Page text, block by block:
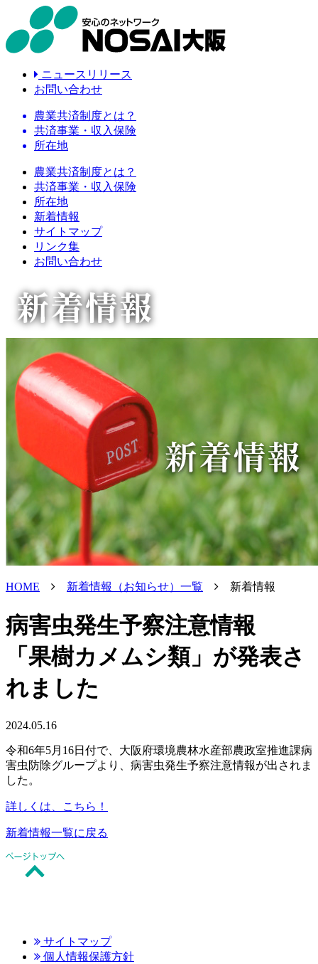
ニュースリリース
お問い合わせ
農業共済制度とは？
共済事業・収入保険
所在地
農業共済制度とは？
共済事業・収入保険
所在地
新着情報
サイトマップ
リンク集
お問い合わせ
HOME 新着情報（お知らせ）一覧 新着情報
病害虫発生予察注意情報
「果樹カメムシ類」が発表さ
れました
2024.05.16
令和6年5月16日付で、大阪府環境農林水産部農政室推進課病
害虫防除グループより、病害虫発生予察注意情報が出されま
した。
詳しくは、こちら！
新着情報一覧に戻る
サイトマップ
個人情報保護方針